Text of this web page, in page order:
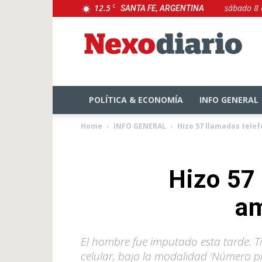
12.5 C SANTA FE, ARGENTINA
sábado 8
POLÍTICA & ECONOMÍA INFO GENERAL
Home INFO GENERAL Hizo 57 llamados
Hizo
El hombre fue imputado esta tarde.
celular, bajo la modalidad ‘Número